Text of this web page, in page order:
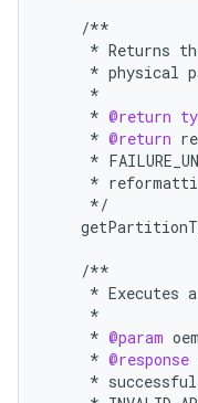
/**
* Returns
* physical
*
* @return
* @return
*
*
*/
/**
* Executes a
*
* @param
* @response
* successful